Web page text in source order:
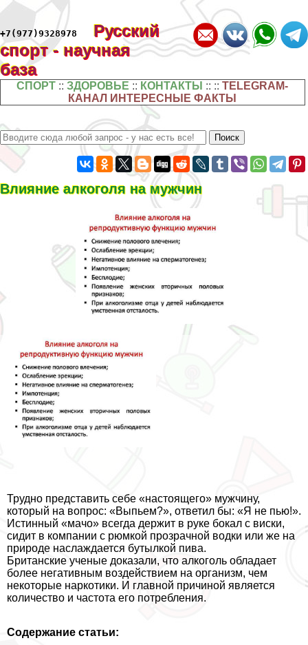
+7(977)9328978
Русский
спорт - научная
база
СПОРТ ::ЗДОРОВЬЕ :: КОНТАКТЫ :: ::TELEGRAM-
КАНАЛ ИНТЕРЕСНЫЕ ФАКТЫ
Влияние алкоголя на мужчин
Трудно представить себе «настоящего» мужчину,
который на вопрос: «Выпьем?», ответил бы: «Я не пью!».
Истинный «мачо» всегда держит в руке бокал с виски,
сидит в компании с рюмкой прозрачной водки или же на
природе наслаждается бутылкой пива.
Британские ученые доказали, что алкоголь обладает
более негативным воздействием на организм, чем
некоторые наркотики. И главной причиной является
количество и частота его потрeбления.
Содержание статьи: